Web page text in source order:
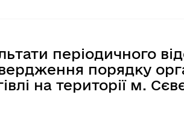
періодичного
порядку
на території м.